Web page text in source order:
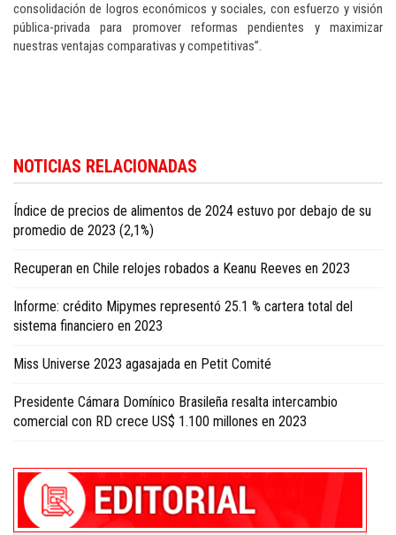
consolidación de logros económicos y sociales, con esfuerzo y visión
pública-privada para promover reformas pendientes y maximizar
nuestras ventajas comparativas y competitivas”.
business news in English.
NOTICIAS RELACIONADAS
Índice de precios de alimentos de 2024 estuvo por debajo de su
promedio de 2023 (2,1%)
Recuperan en Chile relojes robados a Keanu Reeves en 2023
Informe: crédito Mipymes representó 25.1 % cartera total del
sistema financiero en 2023
Miss Universe 2023 agasajada en Petit Comité
Presidente Cámara Domínico Brasileña resalta intercambio
comercial con RD crece US$ 1.100 millones en 2023